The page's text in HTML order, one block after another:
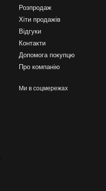
Розпродаж
Хіти продажів
Відгуки
Контакти
Допомога покупцю
Про компанію
Ми в соцмережах